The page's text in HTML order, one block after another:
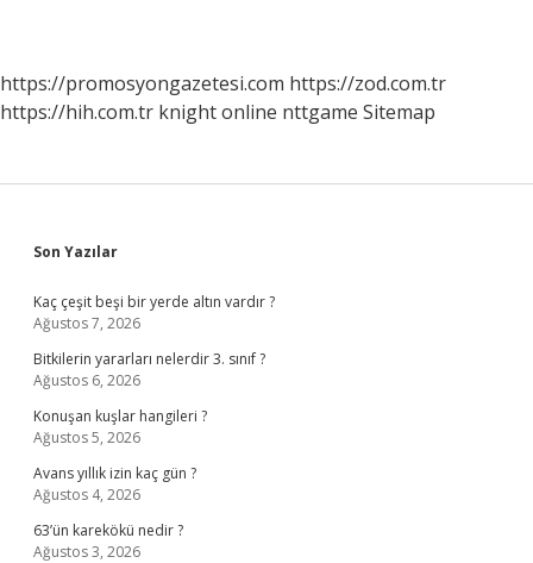
https://promosyongazetesi.com https://zod.com.tr
https://hih.com.tr knight online nttgame Sitemap
Sidebar
Son Yazılar
Kaç çeşit beşi bir yerde altın vardır ?
Ağustos 7, 2026
Bitkilerin yararları nelerdir 3. sınıf ?
Ağustos 6, 2026
Konuşan kuşlar hangileri ?
Ağustos 5, 2026
Avans yıllık izin kaç gün ?
Ağustos 4, 2026
63’ün karekökü nedir ?
Ağustos 3, 2026